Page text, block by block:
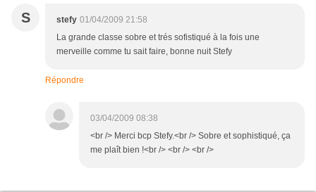
S stefy 01/04/2009 21:58
La grande classe sobre et trés sofistiqué à la fois une
merveille comme tu sait faire, bonne nuit Stefy
Répondre
03/04/2009 08:38
<br /> Merci bcp Stefy.<br /> Sobre et sophistiqué, ça
me plaît bien !<br /> <br /> <br />